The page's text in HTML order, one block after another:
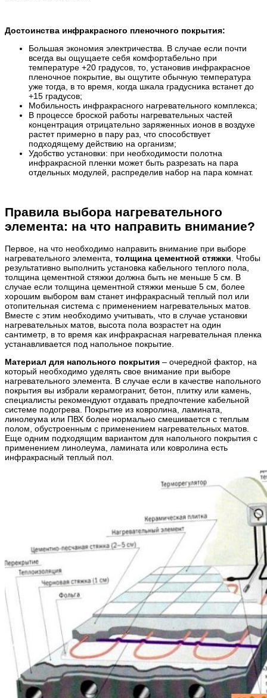
Достоинства инфракрасного пленочного покрытия:
Большая экономия электричества. В случае если почти
всегда вы ощущаете себя комфортабельно при
температуре +20 градусов, то, установив инфракрасное
пленочное покрытие, вы ощутите обычную температура
уже тогда, в то время, когда шкала градусника встанет до
+15 градусов;
Мобильность инфракрасного нагревательного комплекса;
В процессе броской работы нагревательных частей
концентрация отрицательно заряженных ионов в воздухе
растет примерно в пару раз, что способствует
подходящему действию на организм;
Удобство установки: при необходимости полотна
инфракрасной пленки может быть разрезать на пара
отдельных модулей, распределив набор на пара комнат.
Правила выбора нагревательного
элемента: на что направить внимание?
Первое, на что необходимо направить внимание при выборе
нагревательного элемента, толщина цементной стяжки. Чтобы
результативно выполнить установка кабельного теплого пола,
толщина цементной стяжки должна быть не меньше 5 см. В
случае если толщина цементной стяжки меньше 5 см, более
хорошим выбором вам станет инфракрасный теплый пол или
отопительная система с применением нагревательных матов.
Вместе с этим необходимо учитывать, что в случае установки
нагревательных матов, высота пола возрастет на один
сантиметр, в то время как инфракрасная нагревательная пленка
устанавливается под напольное покрытие.
Материал для напольного покрытия – очередной фактор, на
который необходимо уделять свое внимание при выборе
нагревательного элемента. В случае если в качестве напольного
покрытия вы избрали керамогранит, бетон, плитку или камень,
специалисты рекомендуют отдавать предпочтение кабельной
системе подогрева. Покрытие из ковролина, ламината,
линолеума или ПВХ более нормально смешивается с теплым
полом, обустроенным с применением нагревательных матов.
Еще одним подходящим вариантом для напольного покрытия с
применением линолеума, ламината или ковролина есть
инфракрасный теплый пол.